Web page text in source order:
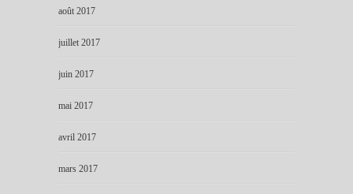
août 2017
juillet 2017
juin 2017
mai 2017
avril 2017
mars 2017